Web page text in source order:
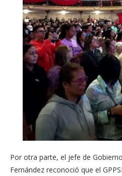
Por otra parte, el jefe de
Fernández reconoció que el